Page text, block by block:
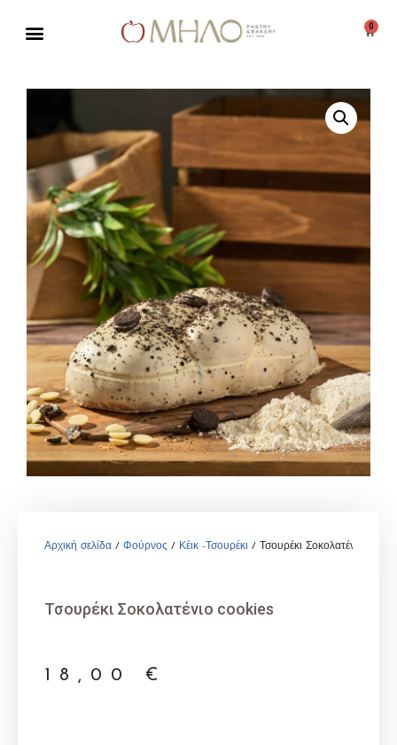
περιεχόμενο
0
Αρχική σελίδα / Φούρνος / Κέικ -Τσουρέκι / Τσουρέκι Σοκολατένιο
Τσουρέκι Σοκολατένιο cookies
18,00 €